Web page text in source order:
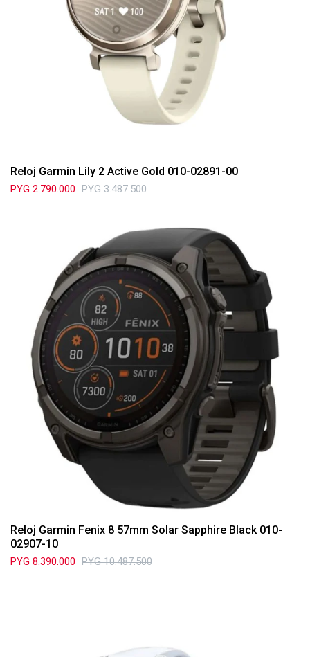
Reloj Garmin Lily 2 Active Gold 010-02891-00
PYG 2.790.000 PYG 3.487.500
Reloj Garmin Fenix 8 57mm Solar Sapphire Black 010-
02907-10
PYG 8.390.000 PYG 10.487.500